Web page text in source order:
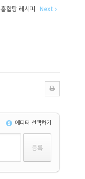
홍합탕 레시피 Next
에디터 선택하기